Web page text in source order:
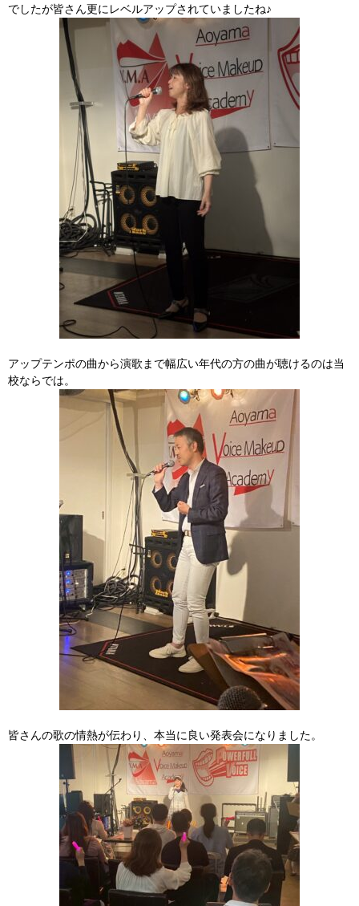
でしたが皆さん更にレベルアップされていましたね♪
アップテンポの曲から演歌まで幅広い年代の方の曲が聴けるのは当
校ならでは。
皆さんの歌の情熱が伝わり、本当に良い発表会になりました。